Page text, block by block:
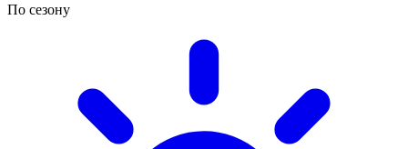
По сезону